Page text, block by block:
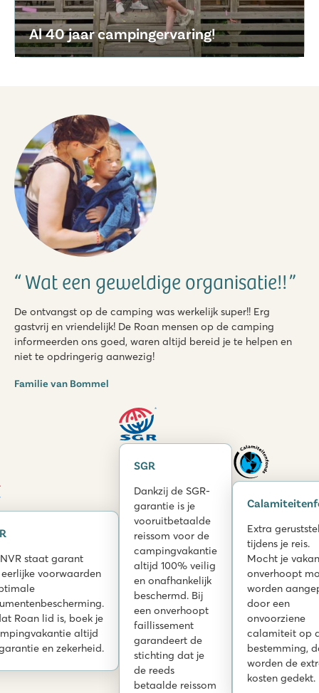
Al 40 jaar campingervaring!
Wat een geweldige organisatie!!
De ontvangst op de camping was werkelijk super!! Erg
gastvrij en vriendelijk! De Roan mensen op de camping
informeerden ons goed, waren altijd bereid je te helpen en
niet te opdringerig aanwezig!
Familie van Bommel
staat garant
voorwaarden
Roan lid is, boek je
altijd
en zekerheid.
SGR
Dankzij de SGR-
garantie is je
vooruitbetaalde
reissom voor de
campingvakantie
altijd 100% veilig
en onafhankelijk
beschermd. Bij
een onverhoopt
faillissement
garandeert de
stichting dat je
de reeds
betaalde reissom
Extra
tijdens je reis.
Mocht je
onverhoopt
worden
door een
onvoorziene
calamiteit op
bestemming,
worden de
kosten gedekt.